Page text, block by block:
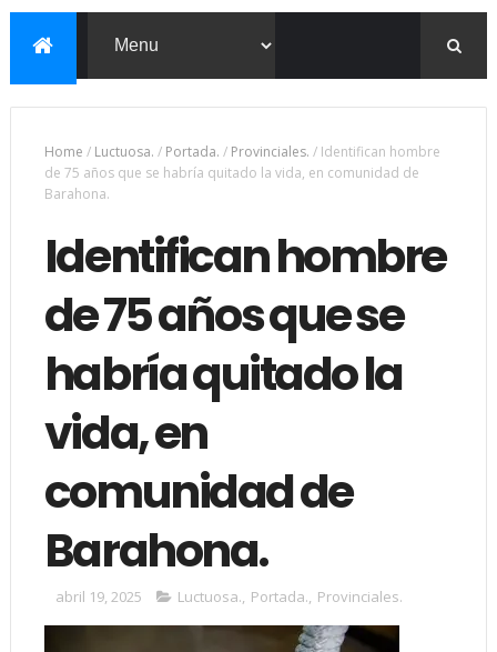
Home / Luctuosa. / Portada. / Provinciales. / Identifican hombre
de 75 años que se habría quitado la vida, en comunidad de
Barahona.
Identifican hombre
de 75 años que se
habría quitado la
vida, en
comunidad de
Barahona.
abril 19, 2025 Luctuosa., Portada., Provinciales.